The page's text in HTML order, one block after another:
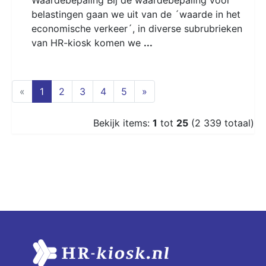
belastingen gaan we uit van de ´waarde in het
economische verkeer´, in diverse subrubrieken
van HR-kiosk komen we ...
« 1 (current)
2 3 4 5 »
Bekijk items: 1 tot 25 (2 339 totaal)